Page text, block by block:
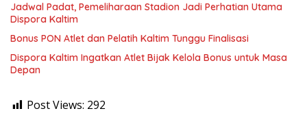
Jadwal Padat, Pemeliharaan Stadion Jadi Perhatian Utama
Dispora Kaltim
Bonus PON Atlet dan Pelatih Kaltim Tunggu Finalisasi
Dispora Kaltim Ingatkan Atlet Bijak Kelola Bonus untuk Masa
Depan
Post Views: 292